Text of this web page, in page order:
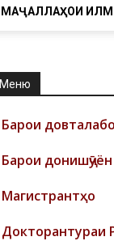
МАҶАЛЛАҲОИ ИЛМӢ
Меню
Барои
Барои донишҷӯён
Магистрантҳо
Докторантураи